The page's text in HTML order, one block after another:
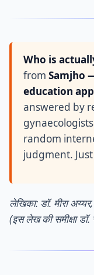
Who is
from Samjho
education app
answered by
random
judgment.
लेखिका: डॉ. मीरा अय्यर,
(इस लेख की समीक्षा डॉ.